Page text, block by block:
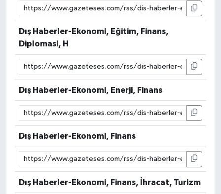
Dış Haberler-Ekonomi, Eğitim, Finans,
Diplomasi, H
Dış Haberler-Ekonomi, Enerji, Finans
Dış Haberler-Ekonomi, Finans
Dış Haberler-Ekonomi, Finans, İhracat, Turizm